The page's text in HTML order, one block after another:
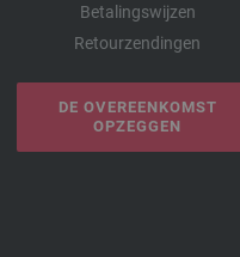
Betalingswijzen
Retourzendingen
DE OVEREENKOMST
OPZEGGEN